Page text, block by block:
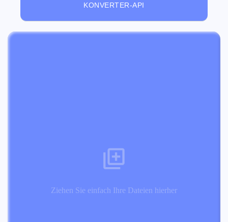
KONVERTER-API
Ziehen Sie einfach Ihre Dateien hierher